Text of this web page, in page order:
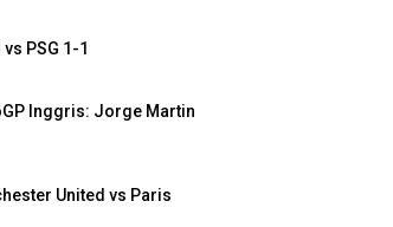
PSG 1-1
Inggris: Jorge Martin
United vs Paris